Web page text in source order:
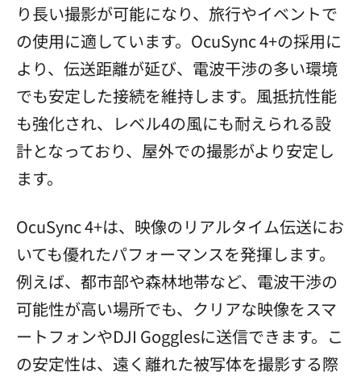
り長い撮影が可能になり、旅行やイベントで
の使用に適しています。OcuSync 4+の採用に
より、伝送距離が延び、電波干渉の多い環境
でも安定した接続を維持します。風抵抗性能
も強化され、レベル4の風にも耐えられる設
計となっており、屋外での撮影がより安定し
ます。
OcuSync 4+は、映像のリアルタイム伝送にお
いても優れたパフォーマンスを発揮します。
例えば、都市部や森林地帯など、電波干渉の
可能性が高い場所でも、クリアな映像をスマ
ートフォンやDJI Gogglesに送信できます。こ
の安定性は、遠く離れた被写体を撮影する際